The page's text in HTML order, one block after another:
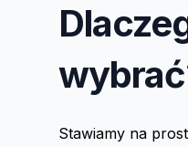
Stawiamy na